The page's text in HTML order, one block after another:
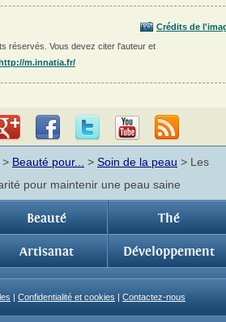
Crédits de
réservés. Vous devez citer l'auteur et
http://m.innatia.fr/
> Beauté pour... > Soin de la peau > Les
pour maintenir une peau saine
Beauté Thé
Artisanat Développement
Confidentialité et cookies Contactez-nous